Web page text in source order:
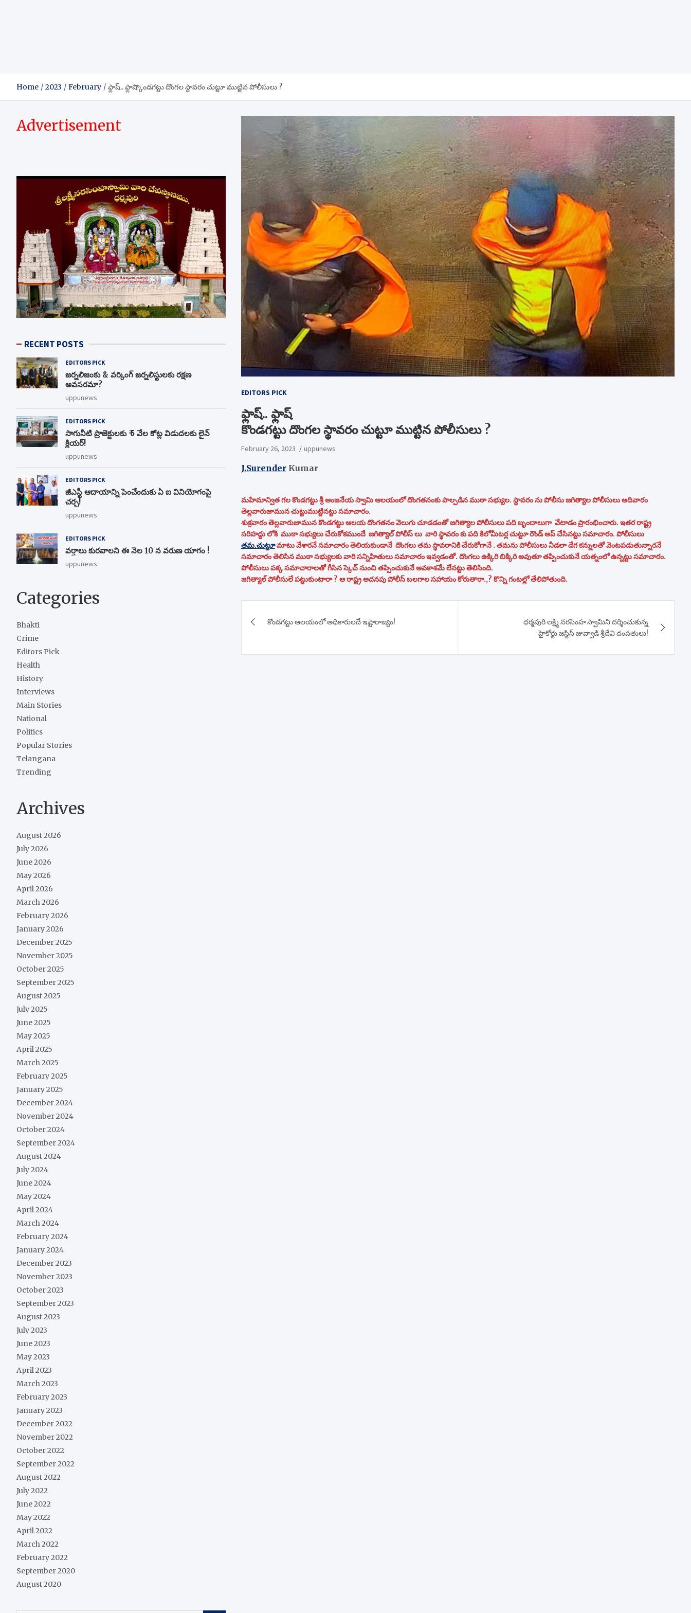
Home 2023 February ఫ్లాష్.. ఫ్లాష్కొండగట్టు దొంగల స్థావరం చుట్టూ ముట్టిన పోలీసులు ?
EDITORS PICK
ఫ్లాష్.. ఫ్లాష్
కొండగట్టు దొంగల స్థావరం చుట్టూ ముట్టిన పోలీసులు ?
February 26, 2023 uppunews
J.SurenderKumar
మహిమాన్విత గల కొండగట్టు శ్రీ ఆంజనేయ స్వామి ఆలయంలో దొంగతనంకు పాల్పడిన ముఠా సభ్యుల. స్థావరం ను పోలీసు జగిత్యాల పోలీసులు ఆదివారం
తెల్లవారుజామున చుట్టుముట్టినట్టు సమాచారం.
శుక్రవారం తెల్లవారుజామున కొండగట్టు ఆలయ దొంగతనం వెలుగు చూడడంతో జగిత్యాల పోలీసులు పది బృందాలుగా వేటాడం ప్రారంభించారు. ఇతర రాష్ట్ర
సరిహద్దు లోకి ముఠా సభ్యులు చేరుకోకముందే జగిత్యాల్ పోలీస్ లు వారి స్థావరం కు పది కిలోమీటర్ల చుట్టూ రౌండ్ అప్ చేసినట్టు సమాచారం. పోలీసులు
తమ.చుట్టూమాటు వేశారనే సమాచారం తెలియకుండానే దొంగలు తమ స్థావరానికి చేరుకోగానే . తమను పోలీసులు నీడలా డేగ కన్నులతో వెంటపడుతున్నారనే
సమాచారం తెలిసిన ముఠా సభ్యులకు వారి సన్నిహితులు సమాచారం ఇవ్వడంతో. దొంగలు ఉక్కిరి బిక్కిరి అవుతూ తప్పించుకునే యత్నంలో ఉన్నట్టు సమాచారం.
పోలీసులు పక్క సమాచారాలతో గీసిన స్కెచ్ నుంచి తప్పించుకునే అవకాశమే లేనట్టు తెలిసింది.
జగిత్యాల్ పోలీసులే పట్టుకుంటారా ? ఆ రాష్ట్ర అదనపు పోలీస్ బలగాల సహాయం కోరుతారా.,? కొన్ని గంటల్లో తేలిపోతుంది.
navigation
కొండగట్టు ఆలయంలో అధికారులదే ఇష్టారాజ్యం!
ధర్మపురి లక్ష్మి నరసింహ స్వామిని దర్శించుకున్న
హైకోర్టు జస్టిస్ జువ్వాడి శ్రీదేవి దంపతులు!
Advertisement
RECENT POSTS
EDITORS PICK
జర్నలిజంకు & వర్కింగ్ జర్నలిస్టులకు రక్షణ
అవసరమా?
uppunews
EDITORS PICK
సాగునీటి ప్రాజెక్టులకు ₹ 5 వేల కోట్ల విడుదలకు లైన్
క్లియర్!
uppunews
EDITORS PICK
జీఎస్టీ ఆదాయాన్ని పెంచేందుకు ఏ ఐ వినియోగంపై
చర్చ!
uppunews
EDITORS PICK
వర్షాలు కురవాలని ఈ నెల 10 న వరుణ యాగం !
uppunews
Categories
Bhakti
Crime
Editors Pick
Health
History
Interviews
Main Stories
National
Politics
Popular Stories
Telangana
Trending
Archives
August 2026
July 2026
June 2026
May 2026
April 2026
March 2026
February 2026
January 2026
December 2025
November 2025
October 2025
September 2025
August 2025
July 2025
June 2025
May 2025
April 2025
March 2025
February 2025
January 2025
December 2024
November 2024
October 2024
September 2024
August 2024
July 2024
June 2024
May 2024
April 2024
March 2024
February 2024
January 2024
December 2023
November 2023
October 2023
September 2023
August 2023
July 2023
June 2023
May 2023
April 2023
March 2023
February 2023
January 2023
December 2022
November 2022
October 2022
September 2022
August 2022
July 2022
June 2022
May 2022
April 2022
March 2022
February 2022
September 2020
August 2020